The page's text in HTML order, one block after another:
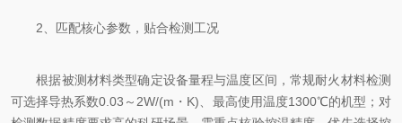
2、匹配核心参数，贴合检测工况
根据被测材料类型确定设备量程与温度区间，常规耐火材料检测
可选择导热系数0.03～2W/(m・K)、最高使用温度1300℃的机型；对